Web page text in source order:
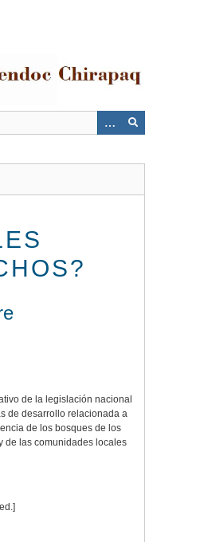
de la legislación nacional
de desarrollo relacionada a
de los bosques de los
de las comunidades locales